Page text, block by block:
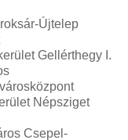
Újtelep
Gellérthegy I.
Népsziget
Csepel-